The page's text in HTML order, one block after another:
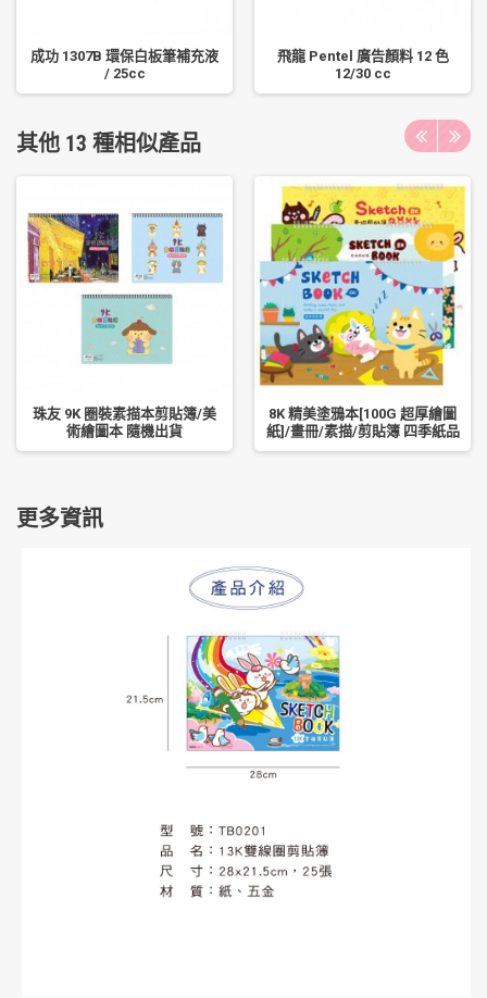
成功 1307B 環保白板筆補充液
/ 25cc
飛龍 Pentel 廣告顏料 12 色
12/30 cc
其他 13 種相似產品
珠友 9K 圈裝素描本剪貼簿/美
術繪圖本 隨機出貨
8K 精美塗鴉本[100G 超厚繪圖
紙]/畫冊/素描/剪貼簿 四季紙品
更多資訊